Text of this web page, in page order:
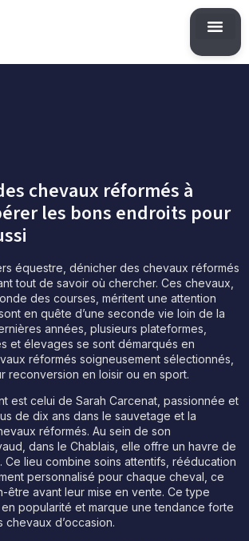
chevaux réformés à
les bons endroits pour
équestre, dénicher des chevaux réformés
tout de savoir où chercher. Ces chevaux,
des courses, méritent une attention
en quête d’une seconde vie loin de la
années, plusieurs plateformes,
et élevages se sont démarqués en
réformés soigneusement sélectionnés,
reconversion en loisir ou en sport.
est celui de Sarah Carcenat, passionnée et
de dix ans dans le sauvetage et la
réformés. Au sein de son
dans le Chablais, elle offre un havre de
Ce lieu combine soins attentifs, rééducation
personnalisé pour chaque cheval, ce
être avant leur mise en vente. Ce type
popularité et marque une tendance forte
chevaux d’occasion.